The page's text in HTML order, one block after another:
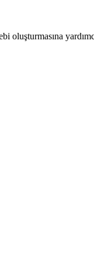
oluşturmasına